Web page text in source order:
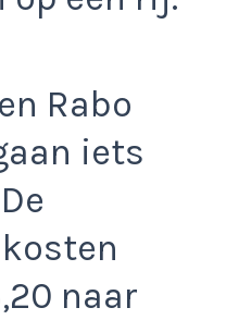
Rabo
iets
naar